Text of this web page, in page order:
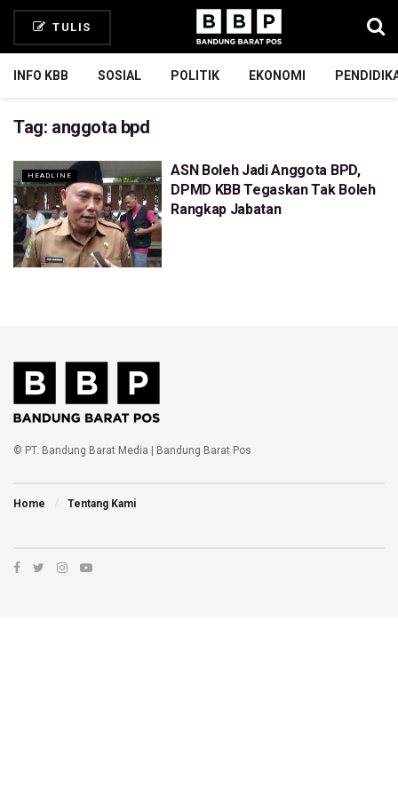
TULIS
INFO KBB SOSIAL POLITIK EKONOMI
Tag: anggota bpd
HEADLINE
ASN Boleh Jadi Anggota BPD,
DPMD KBB Tegaskan Tak Boleh
Rangkap Jabatan
© PT. Bandung Barat Media | Bandung Barat Pos
Home Tentang Kami